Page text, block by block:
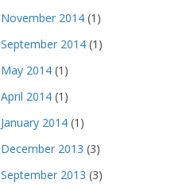
November 2014 (1)
September 2014 (1)
May 2014 (1)
April 2014 (1)
January 2014 (1)
December 2013 (3)
September 2013 (3)